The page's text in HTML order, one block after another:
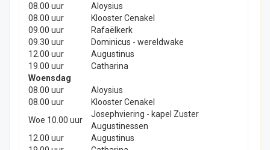
08.00 uur
Aloysius
08.00 uur
Klooster Cenakel
09.00 uur
Rafaëlkerk
09.30 uur
Dominicus - wereldwake
12.00 uur
Augustinus
19.00 uur
Catharina
Woensdag
08.00 uur
Aloysius
08.00 uur
Klooster Cenakel
Woe 10.00 uur
Josephviering - kapel Zuster
Augustinessen
12.00 uur
Augustinus